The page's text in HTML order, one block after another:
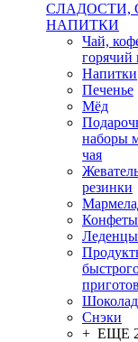
СЛАДОСТИ,
НАПИТКИ
Чай,
горячий
Напитки
Печенье
Мёд
наборы
чая
резинки
Конфеты
Леденцы
Шоколад
Снэки
+ ЕЩЕ